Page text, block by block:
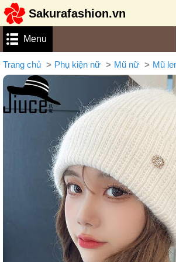
Sakurafashion.vn
Menu
Trang chủ Phụ kiện nữ Mũ nữ Mũ